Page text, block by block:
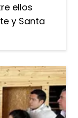
ellos
y Santa